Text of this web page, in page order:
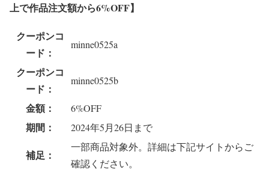
上で作品注文額から6%OFF】
クーポンコ
ード：
minne0525a
クーポンコ
ード：
minne0525b
金額： 6%OFF
期間： 2024年5月26日まで
補足：
一部商品対象外。詳細は下記サイトからご
確認ください。